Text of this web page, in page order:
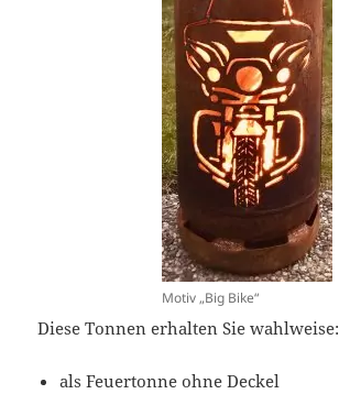
Motiv „Big Bike“
Diese Tonnen erhalten Sie wahlweise:
als Feuertonne ohne Deckel